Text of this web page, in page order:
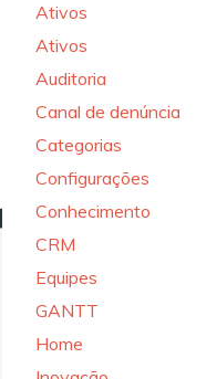
Ativos
Ativos
Auditoria
Canal de denúncia
Categorias
Configurações
Conhecimento
CRM
Equipes
GANTT
Home